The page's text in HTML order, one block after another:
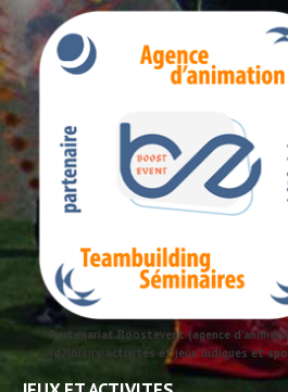
Partenariat Boostevent (agence
id2loisirs activités et jeux ludiques et